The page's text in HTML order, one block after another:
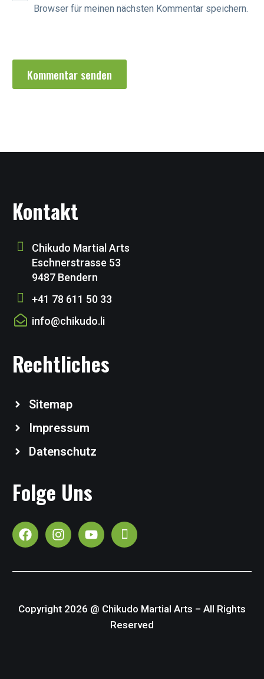
Browser für meinen nächsten Kommentar speichern.
Kommentar senden
Kontakt
Chikudo Martial Arts
Eschnerstrasse 53
9487 Bendern
+41 78 611 50 33
info@chikudo.li
Rechtliches
Sitemap
Impressum
Datenschutz
Folge Uns
Copyright 2026 @ Chikudo Martial Arts – All Rights
Reserved